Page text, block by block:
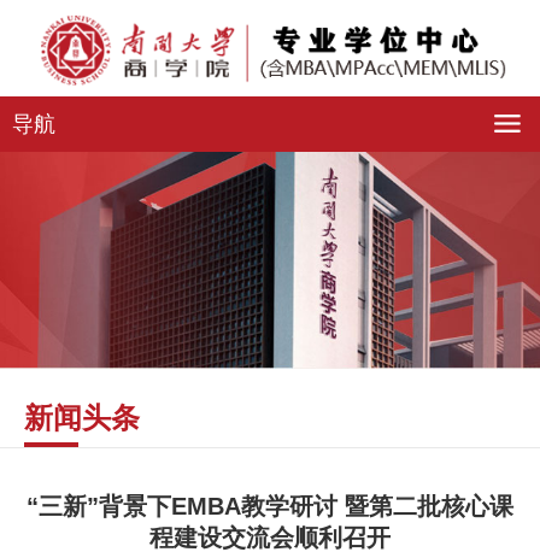
导航
新闻头条
“三新”背景下EMBA教学研讨 暨第二批核心课
程建设交流会顺利召开